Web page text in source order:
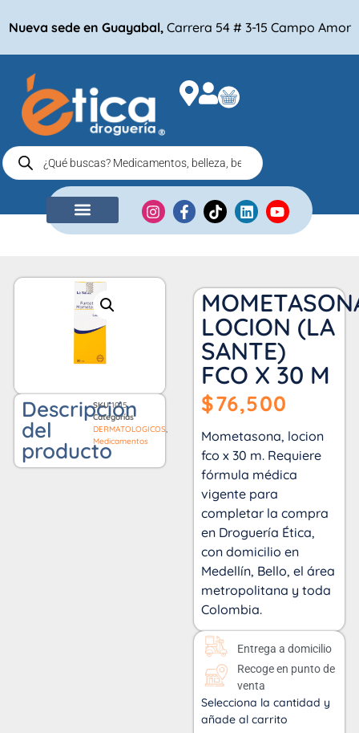
Nueva sede en Guayabal, Carrera 54 # 3-15 Campo Amor
Descripción
del
producto
SKU1015
Categorías
DERMATOLOGICOS
Medicamentos
LOCION (LA
SANTE)
FCO X 30 M
$76,500
Mometasona, locion
fco x 30 m. Requiere
fórmula médica
vigente para
completar la compra
en Droguería Ética,
con domicilio en
Medellín, Bello, el área
metropolitana y toda
Colombia.
Entrega a domicilio
Recoge en punto de
venta
Selecciona la cantidad y
añade al carrito